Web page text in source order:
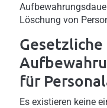
Löschung von
Gesetzliche
für
Es existieren keine